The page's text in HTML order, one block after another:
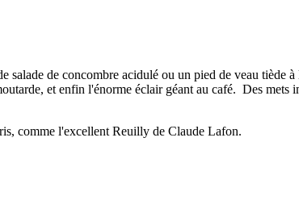
salade de concombre acidulé ou un pied de veau tiède
et enfin l'énorme éclair géant au café. Des mets
comme l'excellent Reuilly de Claude Lafon.